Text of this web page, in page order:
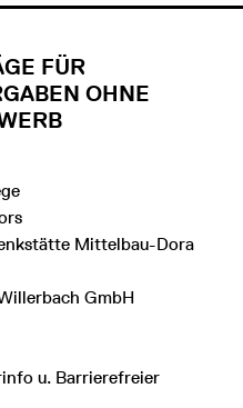
FÜR
OHNE
Mittelbau-Dora
GmbH
u. Barrierefreier